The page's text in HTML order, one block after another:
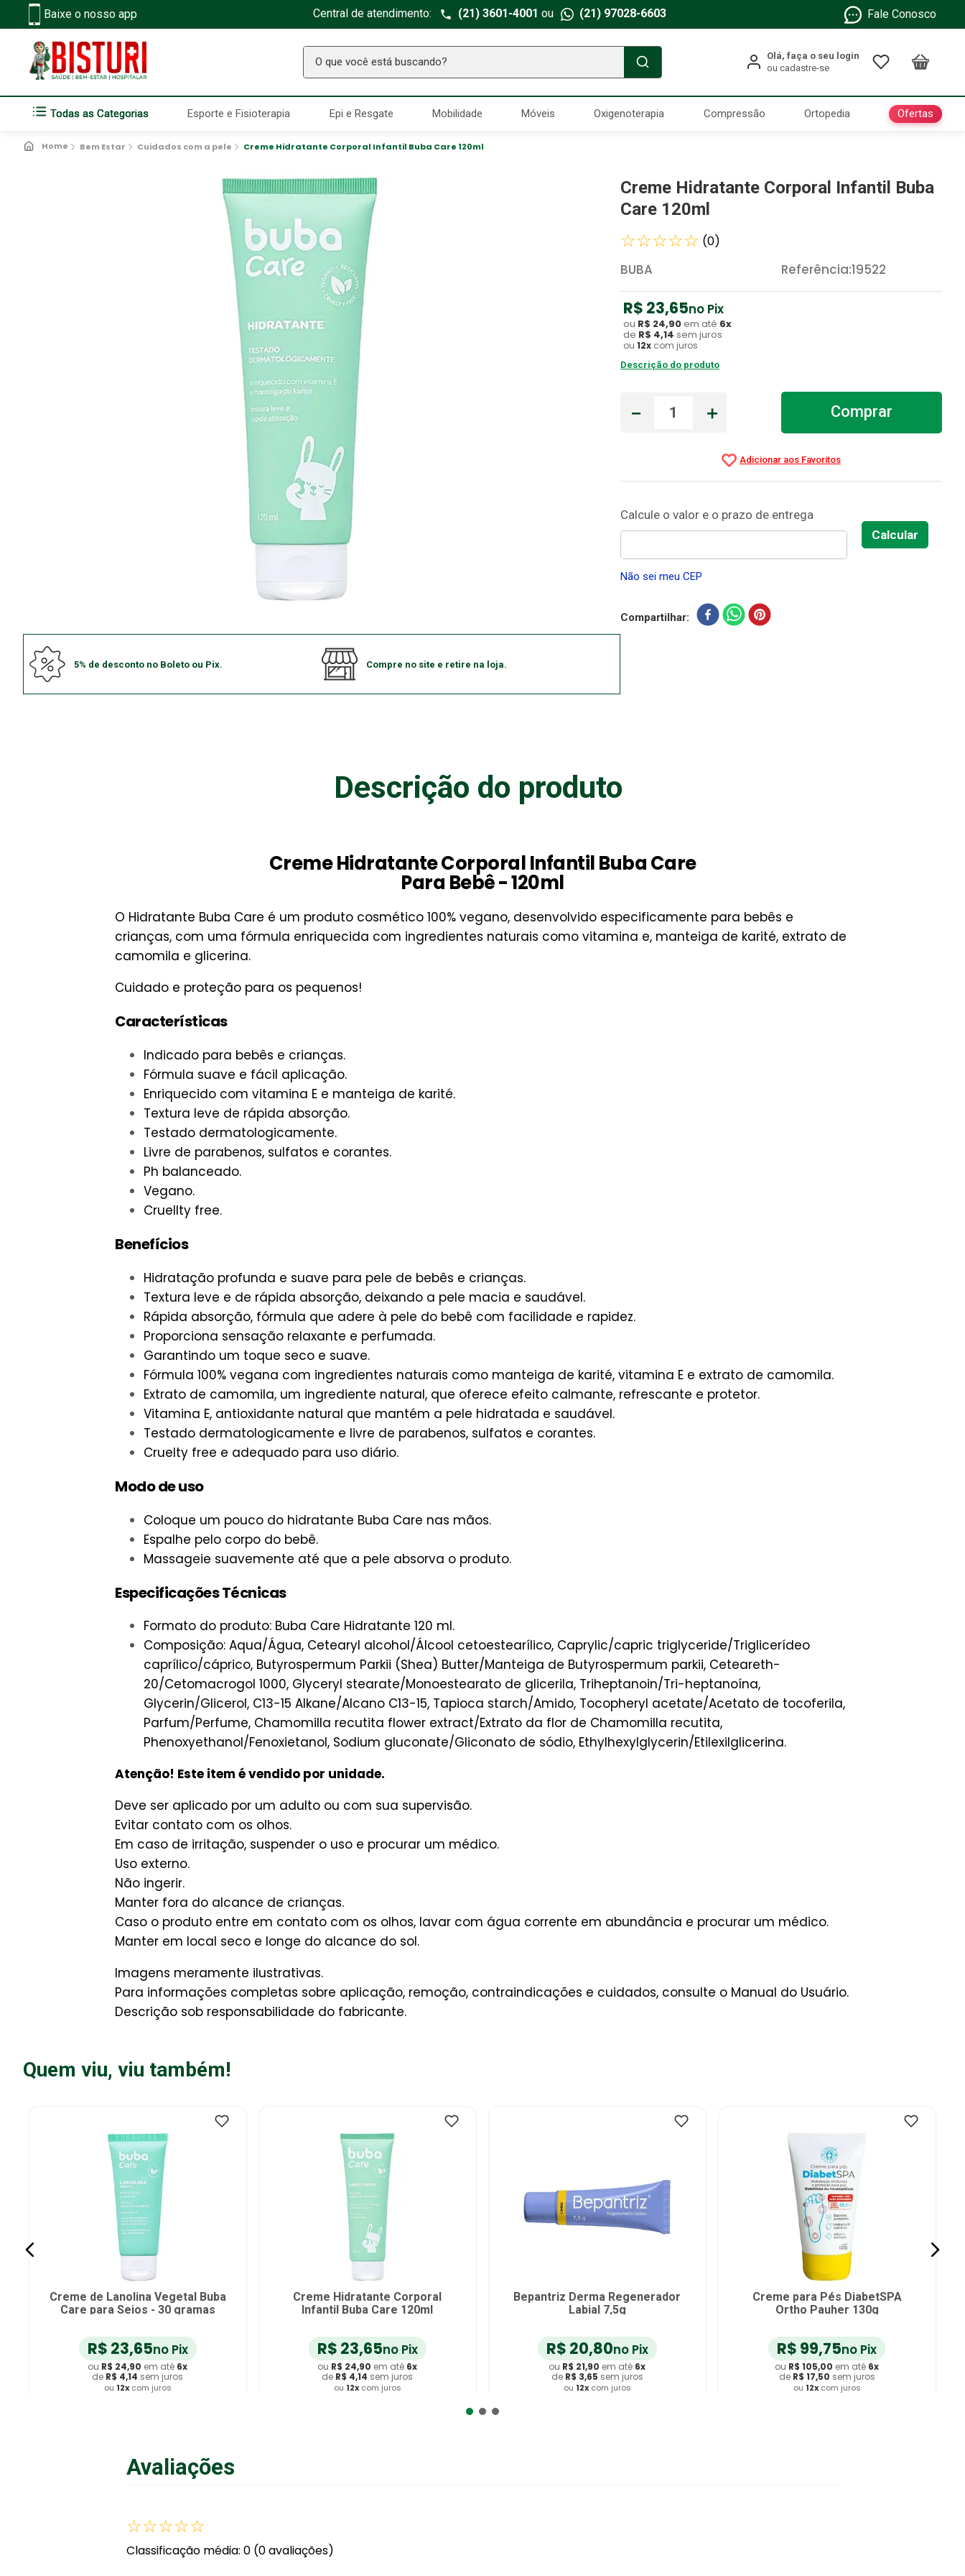
Baixe o nosso app Central de atendimento: (21) 3601-4001 ou (21) 97028-6603 Fale Conosco
O que você está buscando?
Todas as Categorias Esporte e Fisioterapia Epi e Resgate Mobilidade Móveis Oxigenoterapia Compressão Ortopedia Ofertas
Bem Estar Cuidados com a pele Creme Hidratante Corporal Infantil Buba Care 120ml
5% de desconto no Boleto ou Pix. Compre no site e retire na loja.
Creme Hidratante Corporal Infantil Buba
Care 120ml
☆☆☆☆☆ (0)
BUBA Referência:19522
R$ 23,65no Pix
ou R$ 24,90em até 6x
de R$ 4,14 sem juros
ou 12x com juros
Descrição do produto
＋
－ Comprar
Não sei meu CEP
Compartilhar
Descrição do produto
Creme Hidratante Corporal Infantil Buba Care
Para Bebê - 120ml
O Hidratante Buba Care é um produto cosmético 100% vegano, desenvolvido especificamente para bebês e
crianças, com uma fórmula enriquecida com ingredientes naturais como vitamina e, manteiga de karité, extrato de
camomila e glicerina.
Cuidado e proteção para os pequenos!
Características
Indicado para bebês e crianças.
Fórmula suave e fácil aplicação.
Enriquecido com vitamina E e manteiga de karité.
Textura leve de rápida absorção.
Testado dermatologicamente.
Livre de parabenos, sulfatos e corantes.
Ph balanceado.
Vegano.
Cruellty free.
Benefícios
Hidratação profunda e suave para pele de bebês e crianças.
Textura leve e de rápida absorção, deixando a pele macia e saudável.
Rápida absorção, fórmula que adere à pele do bebê com facilidade e rapidez.
Proporciona sensação relaxante e perfumada.
Garantindo um toque seco e suave.
Fórmula 100% vegana com ingredientes naturais como manteiga de karité, vitamina E e extrato de camomila.
Extrato de camomila, um ingrediente natural, que oferece efeito calmante, refrescante e protetor.
Vitamina E, antioxidante natural que mantém a pele hidratada e saudável.
Testado dermatologicamente e livre de parabenos, sulfatos e corantes.
Cruelty free e adequado para uso diário.
Modo de uso
Coloque um pouco do hidratante Buba Care nas mãos.
Espalhe pelo corpo do bebê.
Massageie suavemente até que a pele absorva o produto.
Especificações Técnicas
Formato do produto: Buba Care Hidratante 120 ml.
Composição: ‎Aqua/Água, Cetearyl alcohol/Álcool cetoestearílico, Caprylic/capric triglyceride/Triglicerídeo
caprílico/cáprico, Butyrospermum Parkii (Shea) Butter/Manteiga de Butyrospermum parkii, Ceteareth-
20/Cetomacrogol 1000, Glyceryl stearate/Monoestearato de glicerila, Triheptanoin/Tri-heptanoína,
Glycerin/Glicerol, C13-15 Alkane/Alcano C13-15, Tapioca starch/Amido, Tocopheryl acetate/Acetato de tocoferila,
Parfum/Perfume, Chamomilla recutita flower extract/Extrato da flor de Chamomilla recutita,
Phenoxyethanol/Fenoxietanol, Sodium gluconate/Gliconato de sódio, Ethylhexylglycerin/Etilexilglicerina.
Atenção! Este item é vendido por unidade.
Deve ser aplicado por um adulto ou com sua supervisão.
Evitar contato com os olhos.
Em caso de irritação, suspender o uso e procurar um médico.
Uso externo.
Não ingerir.
Manter fora do alcance de crianças.
Caso o produto entre em contato com os olhos, lavar com água corrente em abundância e procurar um médico.
Manter em local seco e longe do alcance do sol.
Imagens meramente ilustrativas.
Para informações completas sobre aplicação, remoção, contraindicações e cuidados, consulte o Manual do Usuário.
Descrição sob responsabilidade do fabricante.
Quem viu, viu também!
Creme de Lanolina Vegetal Buba
Care para Seios - 30 gramas
R$ 23,65no Pix
ou R$ 24,90 em até 6x
de R$ 4,14 sem juros
ou 12x com juros
Creme Hidratante Corporal
Infantil Buba Care 120ml
R$ 23,65no Pix
ou R$ 24,90 em até 6x
de R$ 4,14 sem juros
ou 12x com juros
Bepantriz Derma Regenerador
Labial 7,5g
R$ 20,80no Pix
ou R$ 21,90 em até 6x
de R$ 3,65 sem juros
ou 12x com juros
Creme para Pés DiabetSPA
Ortho Pauher 130g
R$ 99,75no Pix
ou R$ 105,00 em até 6x
de R$ 17,50 sem juros
ou 12x com juros
Avaliações
☆☆☆☆☆
Classificação média: 0 (0 avaliações)
TERMOS MAIS BUSCADOS
Seringa Insulina
2º Fralda Geriatrica
4º Estetoscopio Littmann
Aparelho Pressão
6º Littmann
º Absorvente Geriatrico
º Gaze Esteril
9º Cadeira Banho
Gaze